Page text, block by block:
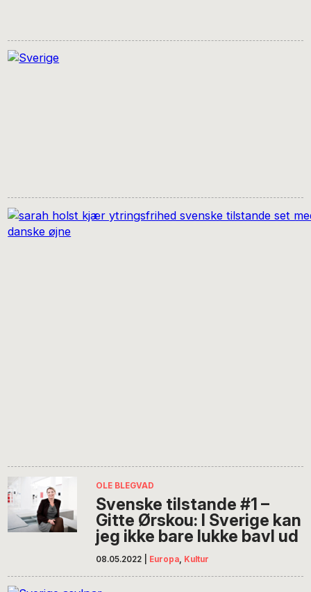
OLE BLEGVAD
Svenske tilstande #1 –
Gitte Ørskou: I Sverige kan
jeg ikke bare lukke bavl ud
08.05.2022 Europa, Kultur